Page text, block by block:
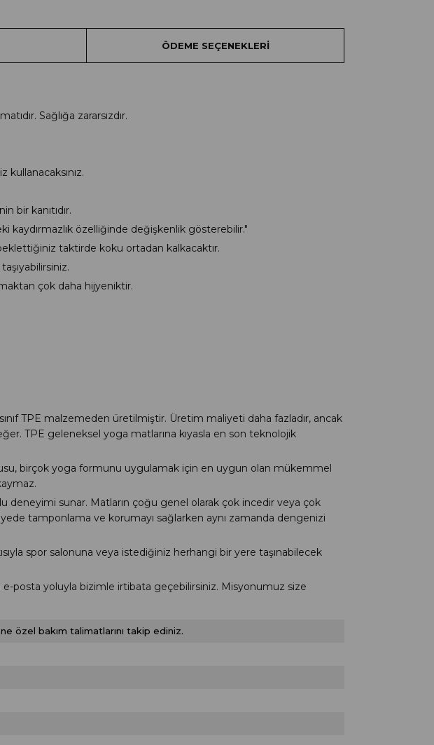
ÖDEME SEÇENEKLERI
Sağlığa zararsızdır.
bir kanıtıdır.
kaydırmazlık özelliğinde değişkenlik gösterebilir."
taktirde koku ortadan kalkacaktır.
çok daha hijyeniktir.
TPE malzemeden üretilmiştir. Üretim maliyeti daha fazladır, ancak
TPE geleneksel yoga matlarına kıyasla en son teknolojik
birçok yoga formunu uygulamak için en uygun olan mükemmel
deneyimi sunar. Matların çoğu genel olarak çok incedir veya çok
tamponlama ve korumayı sağlarken aynı zamanda dengenizi
spor salonuna veya istediğiniz herhangi bir yere taşınabilecek
e-posta yoluyla bizimle irtibata geçebilirsiniz. Misyonumuz size
özel bakım talimatlarını takip ediniz.